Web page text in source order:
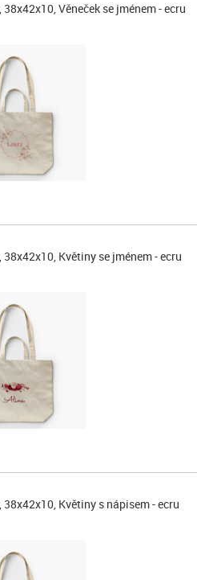
Věneček se jménem - ecru
Květiny se jménem - ecru
Květiny s nápisem - ecru